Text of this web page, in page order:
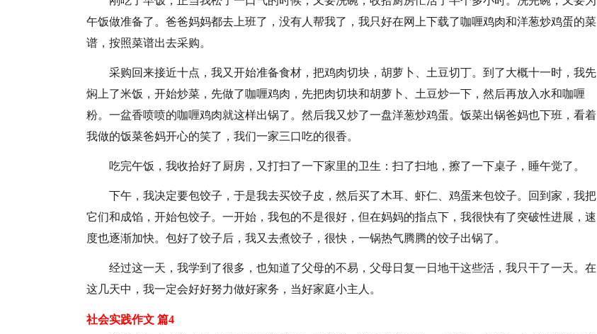
午饭做准备了。爸爸妈妈都去上班了，没有人帮我了，我只好在网上下载了咖喱鸡肉和洋葱炒鸡蛋的菜
谱，按照菜谱出去采购。
采购回来接近十点，我又开始准备食材，把鸡肉切块，胡萝卜、土豆切丁。到了大概十一时，我先
焖上了米饭，开始炒菜，先做了咖喱鸡肉，先把肉切块和胡萝卜、土豆炒一下，然后再放入水和咖喱
粉。一盆香喷喷的咖喱鸡肉就这样出锅了。然后我又炒了一盘洋葱炒鸡蛋。饭菜出锅爸妈也下班，看着
我做的饭菜爸妈开心的笑了，我们一家三口吃的很香。
吃完午饭，我收拾好了厨房，又打扫了一下家里的卫生：扫了扫地，擦了一下桌子，睡午觉了。
下午，我决定要包饺子，于是我去买饺子皮，然后买了木耳、虾仁、鸡蛋来包饺子。回到家，我把
它们和成馅，开始包饺子。一开始，我包的不是很好，但在妈妈的指点下，我很快有了突破性进展，速
度也逐渐加快。包好了饺子后，我又去煮饺子，很快，一锅热气腾腾的饺子出锅了。
经过这一天，我学到了很多，也知道了父母的不易，父母日复一日地干这些活，我只干了一天。在
这几天中，我一定会好好努力做好家务，当好家庭小主人。
社会实践作文 篇4